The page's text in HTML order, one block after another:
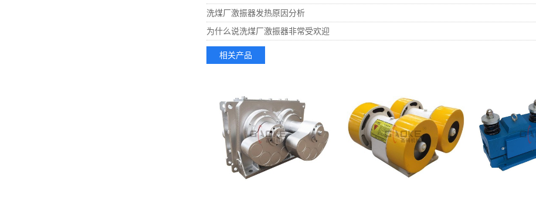
洗煤厂激振器发热原因分析
为什么说洗煤厂激振器非常受欢迎
相关产品